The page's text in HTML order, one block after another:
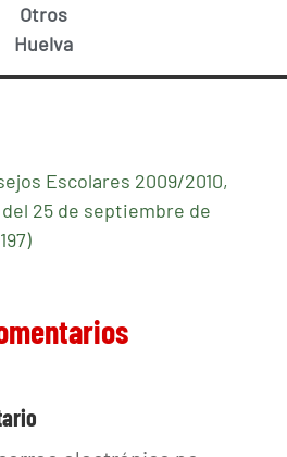
Otros
Huelva
Escolares 2009/2010,
25 de septiembre de